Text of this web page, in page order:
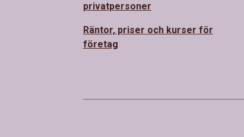
privatpersoner
Räntor, priser och kurser för
företag